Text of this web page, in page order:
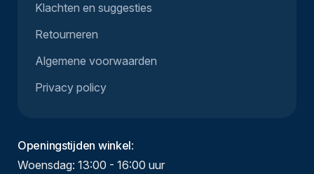
Klachten en suggesties
Retourneren
Algemene voorwaarden
Privacy policy
Openingstijden winkel:
Woensdag: 13:00 - 16:00 uur